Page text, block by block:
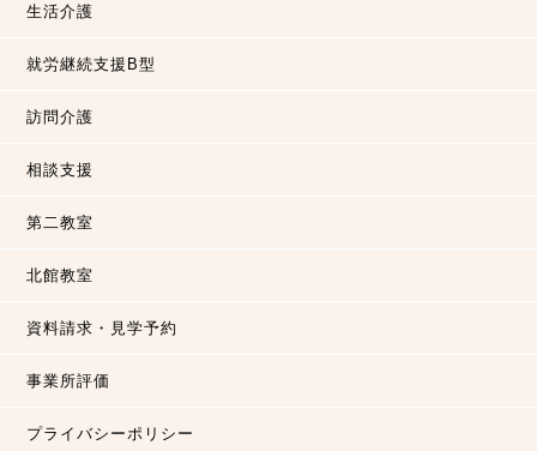
生活介護
就労継続支援B型
訪問介護
相談支援
第二教室
北館教室
資料請求・見学予約
事業所評価
プライバシーポリシー